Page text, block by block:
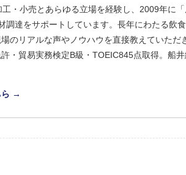
・小売とあらゆる立場を経験し、2009年に
調達をサポートしています。長年にわたる飲
のリアルな声やノウハウを直接教えていただ
・貿易実務検定B級・TOEIC845点取得。船井
ら →